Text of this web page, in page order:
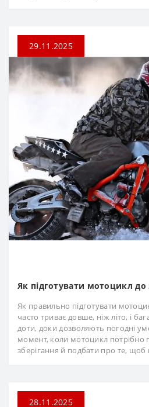
29.11.2025
Як підготувати мотоцикл
Як правильно підготувати
часто триває довше, ніж літо, і
доти, доки дозволяють погодні
момент, коли мотоцикл потрібно
зберігання й подбати про те, щоб
28.11.2025